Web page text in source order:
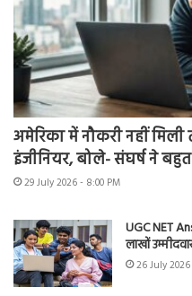
अमेरिका में नौकरी नहीं
इंजीनियर, बोले- संघर्ष ने
29 July 2026 - 8:00 PM
UGC NET
लाखों
26 July 2026